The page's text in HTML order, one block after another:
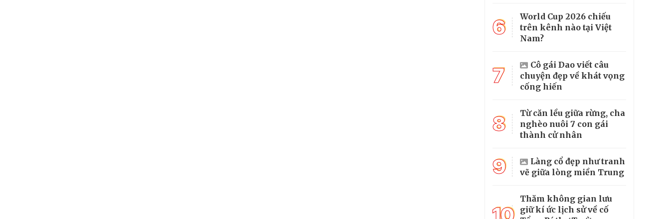
6
World Cup 2026 chiếu
trên kênh nào tại Việt
Nam?
7
Cô gái Dao viết câu
chuyện đẹp về khát vọng
cống hiến
8
Từ căn lều giữa rừng, cha
nghèo nuôi 7 con gái
thành cử nhân
9
Làng cổ đẹp như tranh
vẽ giữa lòng miền Trung
Thăm không gian lưu
giữ kí ức lịch sử về cố